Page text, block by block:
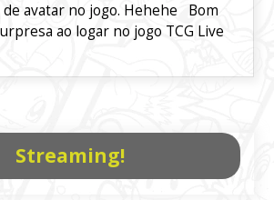
de avatar no jogo. Hehehe Bom
ao logar no jogo TCG Live
Streaming!